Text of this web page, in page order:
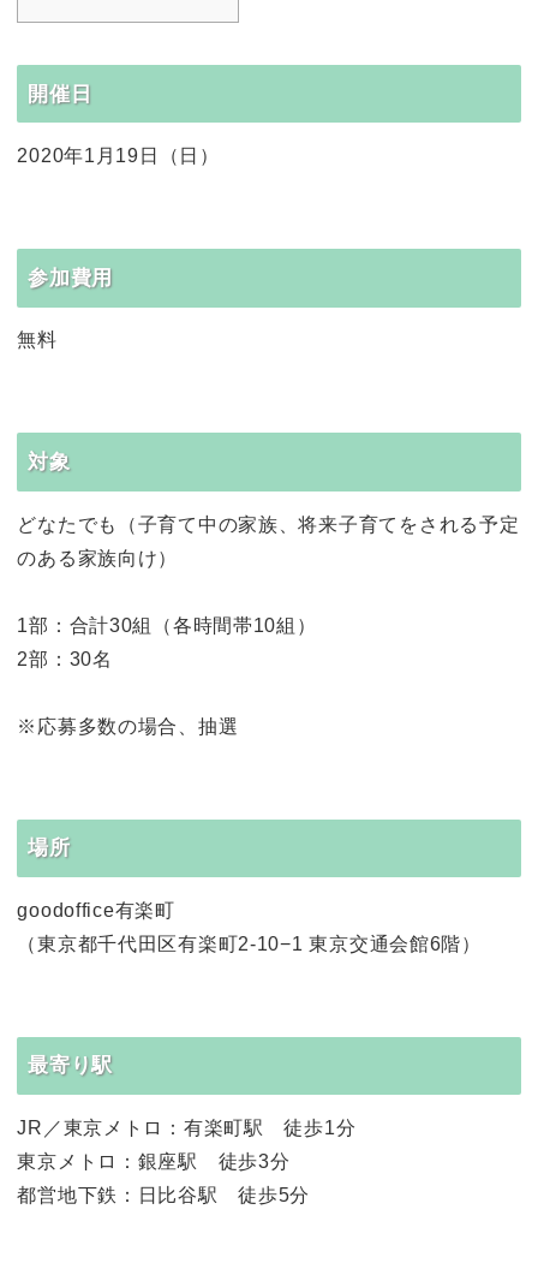
開催日
2020年1月19日（日）
参加費用
無料
対象
どなたでも（子育て中の家族、将来子育てをされる予定
のある家族向け）
1部：合計30組（各時間帯10組）
2部：30名
※応募多数の場合、抽選
場所
goodoffice有楽町
（東京都千代田区有楽町2-10−1 東京交通会館6階）
最寄り駅
JR／東京メトロ：有楽町駅 徒歩1分
東京メトロ：銀座駅 徒歩3分
都営地下鉄：日比谷駅 徒歩5分